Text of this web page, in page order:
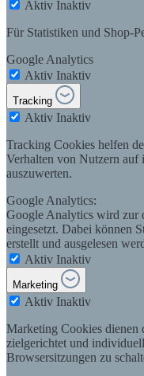
Aktiv Inaktiv
Für Statistiken und Shop-
Google Analytics
Aktiv Inaktiv
Tracking
Aktiv Inaktiv
Tracking Cookies helfen
Verhalten von Nutzern auf
auszuwerten.
Google Analytics:
Google Analytics wird zur
eingesetzt. Dabei können
erstellt und ausgelesen
Aktiv Inaktiv
Marketing
Aktiv Inaktiv
Marketing Cookies dienen
zielgerichtet und
Browsersitzungen zu